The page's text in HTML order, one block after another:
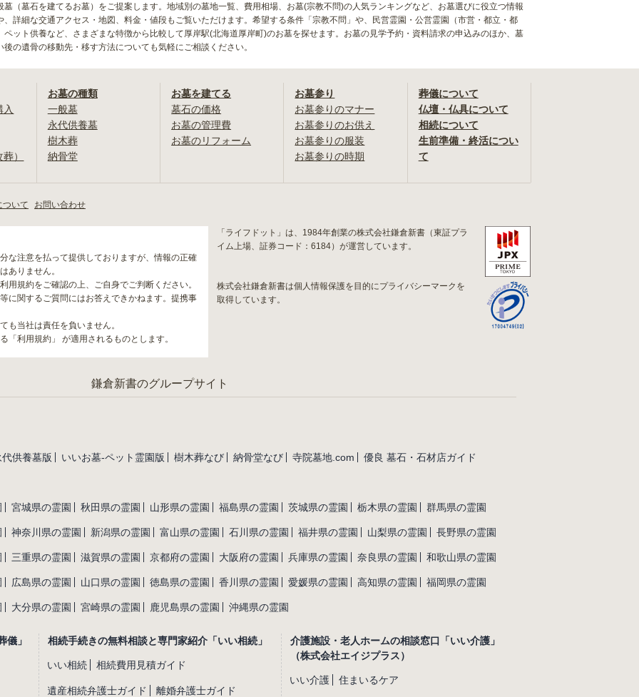
（墓石を建てるお墓）をご提案します。地域別の墓地一覧、費用相場、お墓(宗教不問)の人気ランキングなど、お墓選びに役立つ情報
、詳細な交通アクセス・地図、料金・値段もご覧いただけます。希望する条件「宗教不問」や、民営霊園・公営霊園（市営・都立・都
ペット供養など、さまざまな特徴から比較して厚岸駅(北海道厚岸町)のお墓を探せます。お墓の見学予約・資料請求の申込みのほか、墓
の遺骨の移動先・移す方法についても気軽にご相談ください。
）
お墓の種類
一般墓
永代供養墓
樹木葬
納骨堂
お墓を建てる
墓石の価格
お墓の管理費
お墓のリフォーム
お墓参り
お墓参りのマナー
お墓参りのお供え
お墓参りの服装
お墓参りの時期
葬儀について
仏壇・仏具について
相続について
生前準備・終活につい
て
ついて お問い合わせ
な注意を払って提供しておりますが、情報の正確
ありません。
用規約をご確認の上、ご自身でご判断ください。
に関するご質問にはお答えできかねます。提携事
も当社は責任を負いません。
「利用規約」 が適用されるものとします。
「ライフドット」は、1984年創業の株式会社鎌倉新書（東証プラ
イム上場、証券コード：6184）が運営しています。
株式会社鎌倉新書は個人情報保護を目的にプライバシーマークを
取得しています。
鎌倉新書のグループサイト
供養墓版 いいお墓-ペット霊園版 樹木葬なび 納骨堂なび 寺院墓地.com 優良 墓石・石材店ガイド
宮城県の霊園 秋田県の霊園 山形県の霊園 福島県の霊園 茨城県の霊園 栃木県の霊園 群馬県の霊園
神奈川県の霊園 新潟県の霊園 富山県の霊園 石川県の霊園 福井県の霊園 山梨県の霊園 長野県の霊園
三重県の霊園 滋賀県の霊園 京都府の霊園 大阪府の霊園 兵庫県の霊園 奈良県の霊園 和歌山県の霊園
広島県の霊園 山口県の霊園 徳島県の霊園 香川県の霊園 愛媛県の霊園 高知県の霊園 福岡県の霊園
大分県の霊園 宮崎県の霊園 鹿児島県の霊園 沖縄県の霊園
儀」 相続手続きの無料相談と専門家紹介「いい相続」
いい相続 相続費用見積ガイド
遺産相続弁護士ガイド 離婚弁護士ガイド
介護施設・老人ホームの相談窓口「いい介護」
（株式会社エイジプラス）
いい介護 住まいるケア